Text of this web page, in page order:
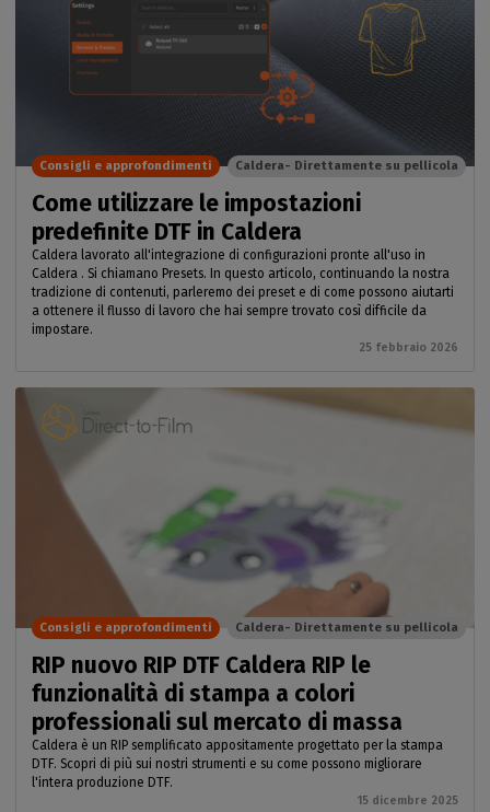
Come utilizzare le impostazioni
predefinite DTF in Caldera
Caldera lavorato all'integrazione di configurazioni pronte all'uso in
Caldera . Si chiamano Presets. In questo articolo, continuando la nostra
tradizione di contenuti, parleremo dei preset e di come possono aiutarti
a ottenere il flusso di lavoro che hai sempre trovato così difficile da
impostare.
25 febbraio 2026
Consigli e approfondimenti Caldera- Direttamente su pellicola
RIP nuovo RIP DTF Caldera RIP le
funzionalità di stampa a colori
professionali sul mercato di massa
Caldera è un RIP semplificato appositamente progettato per la stampa
DTF. Scopri di più sui nostri strumenti e su come possono migliorare
l'intera produzione DTF.
15 dicembre 2025
Consigli e approfondimenti Caldera- Direttamente su pellicola